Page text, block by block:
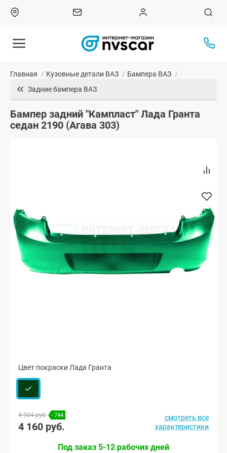
Главная / Кузовные детали ВАЗ / Бампера ВАЗ /
Задние бампера ВАЗ
Бампер задний "Кампласт" Лада Гранта
седан 2190 (Агава 303)
Цвет покраски Лада Гранта
4 904 руб. - 744
4 160 руб.
смотреть все
характеристики
Под заказ 5-12 рабочих дней